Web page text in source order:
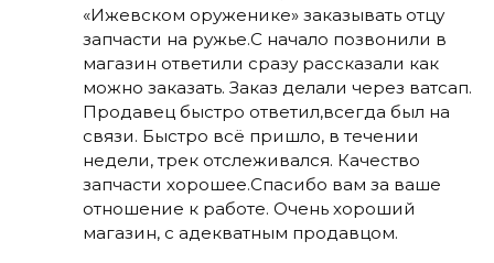
«Ижевском оруженике» заказывать отцу
запчасти на ружье.С начало позвонили в
магазин ответили сразу рассказали как
можно заказать. Заказ делали через ватсап.
Продавец быстро ответил,всегда был на
связи. Быстро всё пришло, в течении
недели, трек отслеживался. Качество
запчасти хорошее.Спасибо вам за ваше
отношение к работе. Очень хороший
магазин, с адекватным продавцом.